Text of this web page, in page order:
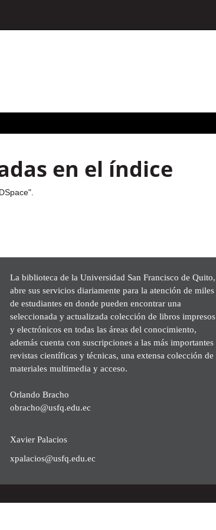
en el índice
La biblioteca de la Universidad San Francisco de Quito,
abre sus servicios diariamente para la atención de miles
de estudiantes en donde pueden encontrar una
seleccionada y actualizada colección de libros impresos
y electrónicos en todas las áreas del conocimiento,
además cuenta con suscripciones a las más importantes
revistas científicas y técnicas, una extensa colección de
materiales multimedia y acceso.
Orlando Bracho
obracho@usfq.edu.ec
Xavier Palacios
xpalacios@usfq.edu.ec